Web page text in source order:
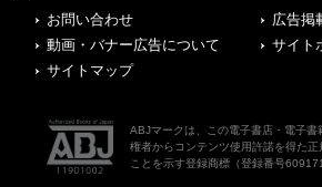
お問い合わせ
広告掲
動画・バナー広告について
サイト
サイトマップ
ABJマークは、この電子書店・電子書
権者からコンテンツ使用許諾を得た
ことを示す登録商標（登録番号